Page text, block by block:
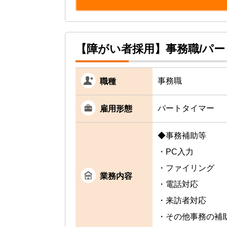
【障がい者採用】事務職/パ
職種 事務職
雇用形態 パートタイマー
業務内容
◆事務補助等
・PC入力
・ファイリング
・電話対応
・来訪者対応
・その他事務の補